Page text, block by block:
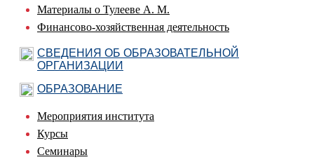
Материалы о Тулееве А. М.
Финансово-хозяйственная деятельность
СВЕДЕНИЯ ОБ ОБРАЗОВАТЕЛЬНОЙ
ОРГАНИЗАЦИИ
ОБРАЗОВАНИЕ
Мероприятия института
Курсы
Семинары